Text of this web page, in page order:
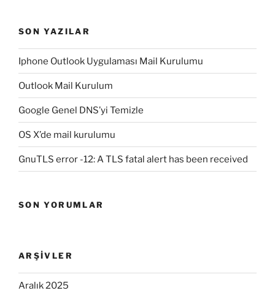
SON YAZILAR
Iphone Outlook Uygulaması Mail Kurulumu
Outlook Mail Kurulum
Google Genel DNS’yi Temizle
OS X’de mail kurulumu
GnuTLS error -12: A TLS fatal alert has been received
SON YORUMLAR
ARŞIVLER
Aralık 2025